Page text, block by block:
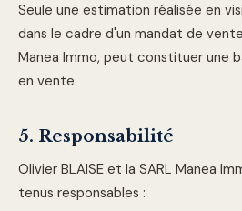
Seule une estimation réalisée en
dans le cadre d'un mandat de
Manea Immo, peut constituer une
en vente.
5. Responsabilité
Olivier BLAISE et la SARL Manea
tenus responsables :